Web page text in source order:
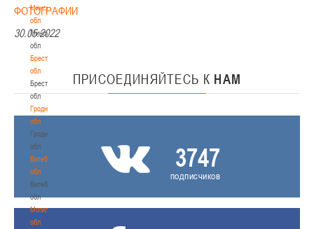
Минская
обл
Минская
обл
Брестская
обл
Брестская
обл
Гродненская
обл
Гродненская
обл
Витебская
обл
Витебская
обл
Могилевская
обл
ФОТОГРАФИИ
30.05.2022
ПРИСОЕДИНЯЙТЕСЬ К НАМ
3747
подписчиков